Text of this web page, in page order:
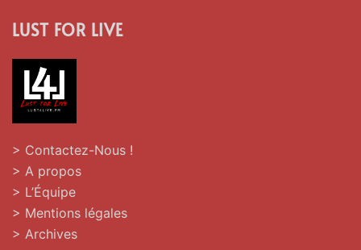
LUST FOR LIVE
> Contactez-Nous !
> A propos
> L’Équipe
> Mentions légales
> Archives